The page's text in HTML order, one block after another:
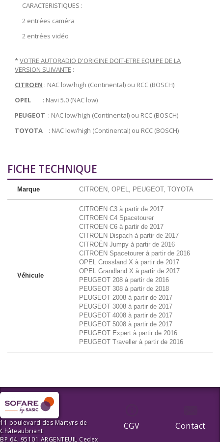
CARACTERISTIQUES :
2 entrées caméra
2 entrées vidéo
*VOTRE AUTORADIO D'ORIGINE DOIT-ETRE EQUIPE DE LA
VERSION SUIVANTE :
CITROEN : NAC low/high (Continental) ou RCC (BOSCH)
OPEL : Navi 5.0 (NAC low)
PEUGEOT : NAC low/high (Continental) ou RCC (BOSCH)
TOYOTA : NAC low/high (Continental) ou RCC (BOSCH)
FICHE TECHNIQUE
Marque CITROEN, OPEL, PEUGEOT, TOYOTA
Véhicule
CITROEN C3 à partir de 2017
CITROEN C4 Spacetourer
CITROEN C6 à partir de 2017
CITROEN Dispach à partir de 2017
CITROËN Jumpy à partir de 2016
CITROEN Spacetourer à partir de 2016
OPEL Crossland X à partir de 2017
OPEL Grandland X à partir de 2017
PEUGEOT 208 à partir de 2016
PEUGEOT 308 à partir de 2018
PEUGEOT 2008 à partir de 2017
PEUGEOT 3008 à partir de 2017
PEUGEOT 4008 à partir de 2017
PEUGEOT 5008 à partir de 2017
PEUGEOT Expert à partir de 2016
PEUGEOT Traveller à partir de 2016
11 boulevard des Martyrs de
Châteaubriant
BP 64, 95101 ARGENTEUIL Cedex
CGV Contact